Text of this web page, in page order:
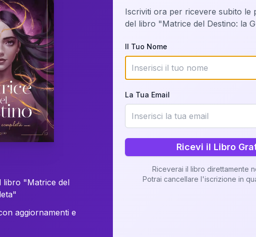
della tua Matrice del Destino attraverso una nostra
o studiando attraverso il manuale completo.
Richiedi Interpretazione
✨ Interpretazione personalizzata
Scopri il Libro
libro "Matrice del
aggiornamenti e
Iscriviti ora per ricevere subito le
del libro "Matrice del Destino: la
Il Tuo Nome
La Tua Email
Ricevi il Libro
Riceverai il libro direttamente
Potrai cancellare l'iscrizione in